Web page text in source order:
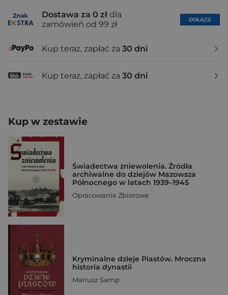
Dostawa za 0 zł dla
zamówień od 99 zł
DOŁĄCZ
Kup teraz, zapłać za 30 dni
Kup teraz, zapłać za 30 dni
Kup w zestawie
Świadectwa zniewolenia. Źródła
archiwalne do dziejów Mazowsza
Północnego w latach 1939–1945
Opracowanie Zbiorowe
Kryminalne dzieje Piastów. Mroczna
historia dynastii
Mariusz Samp